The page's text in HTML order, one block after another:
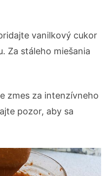
vanilkový cukor
Za stáleho miešania
zmes za intenzívneho
pozor, aby sa